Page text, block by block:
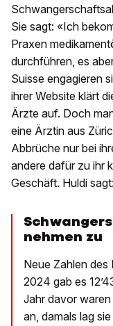
Sie sagt: «Ich
Praxen
durchführen, es
Suisse engagieren
ihrer Website klärt
Ärzte auf. Doch
eine Ärztin aus
Abbrüche nur bei
andere dafür zu ihr
Geschäft. Huldi
nehmen zu
Neue Zahlen des
2024 gab es
Jahr davor waren
an, damals lag